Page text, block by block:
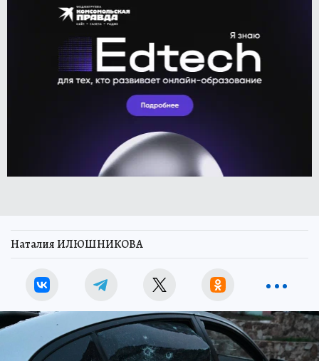
Наталия ИЛЮШНИКОВА